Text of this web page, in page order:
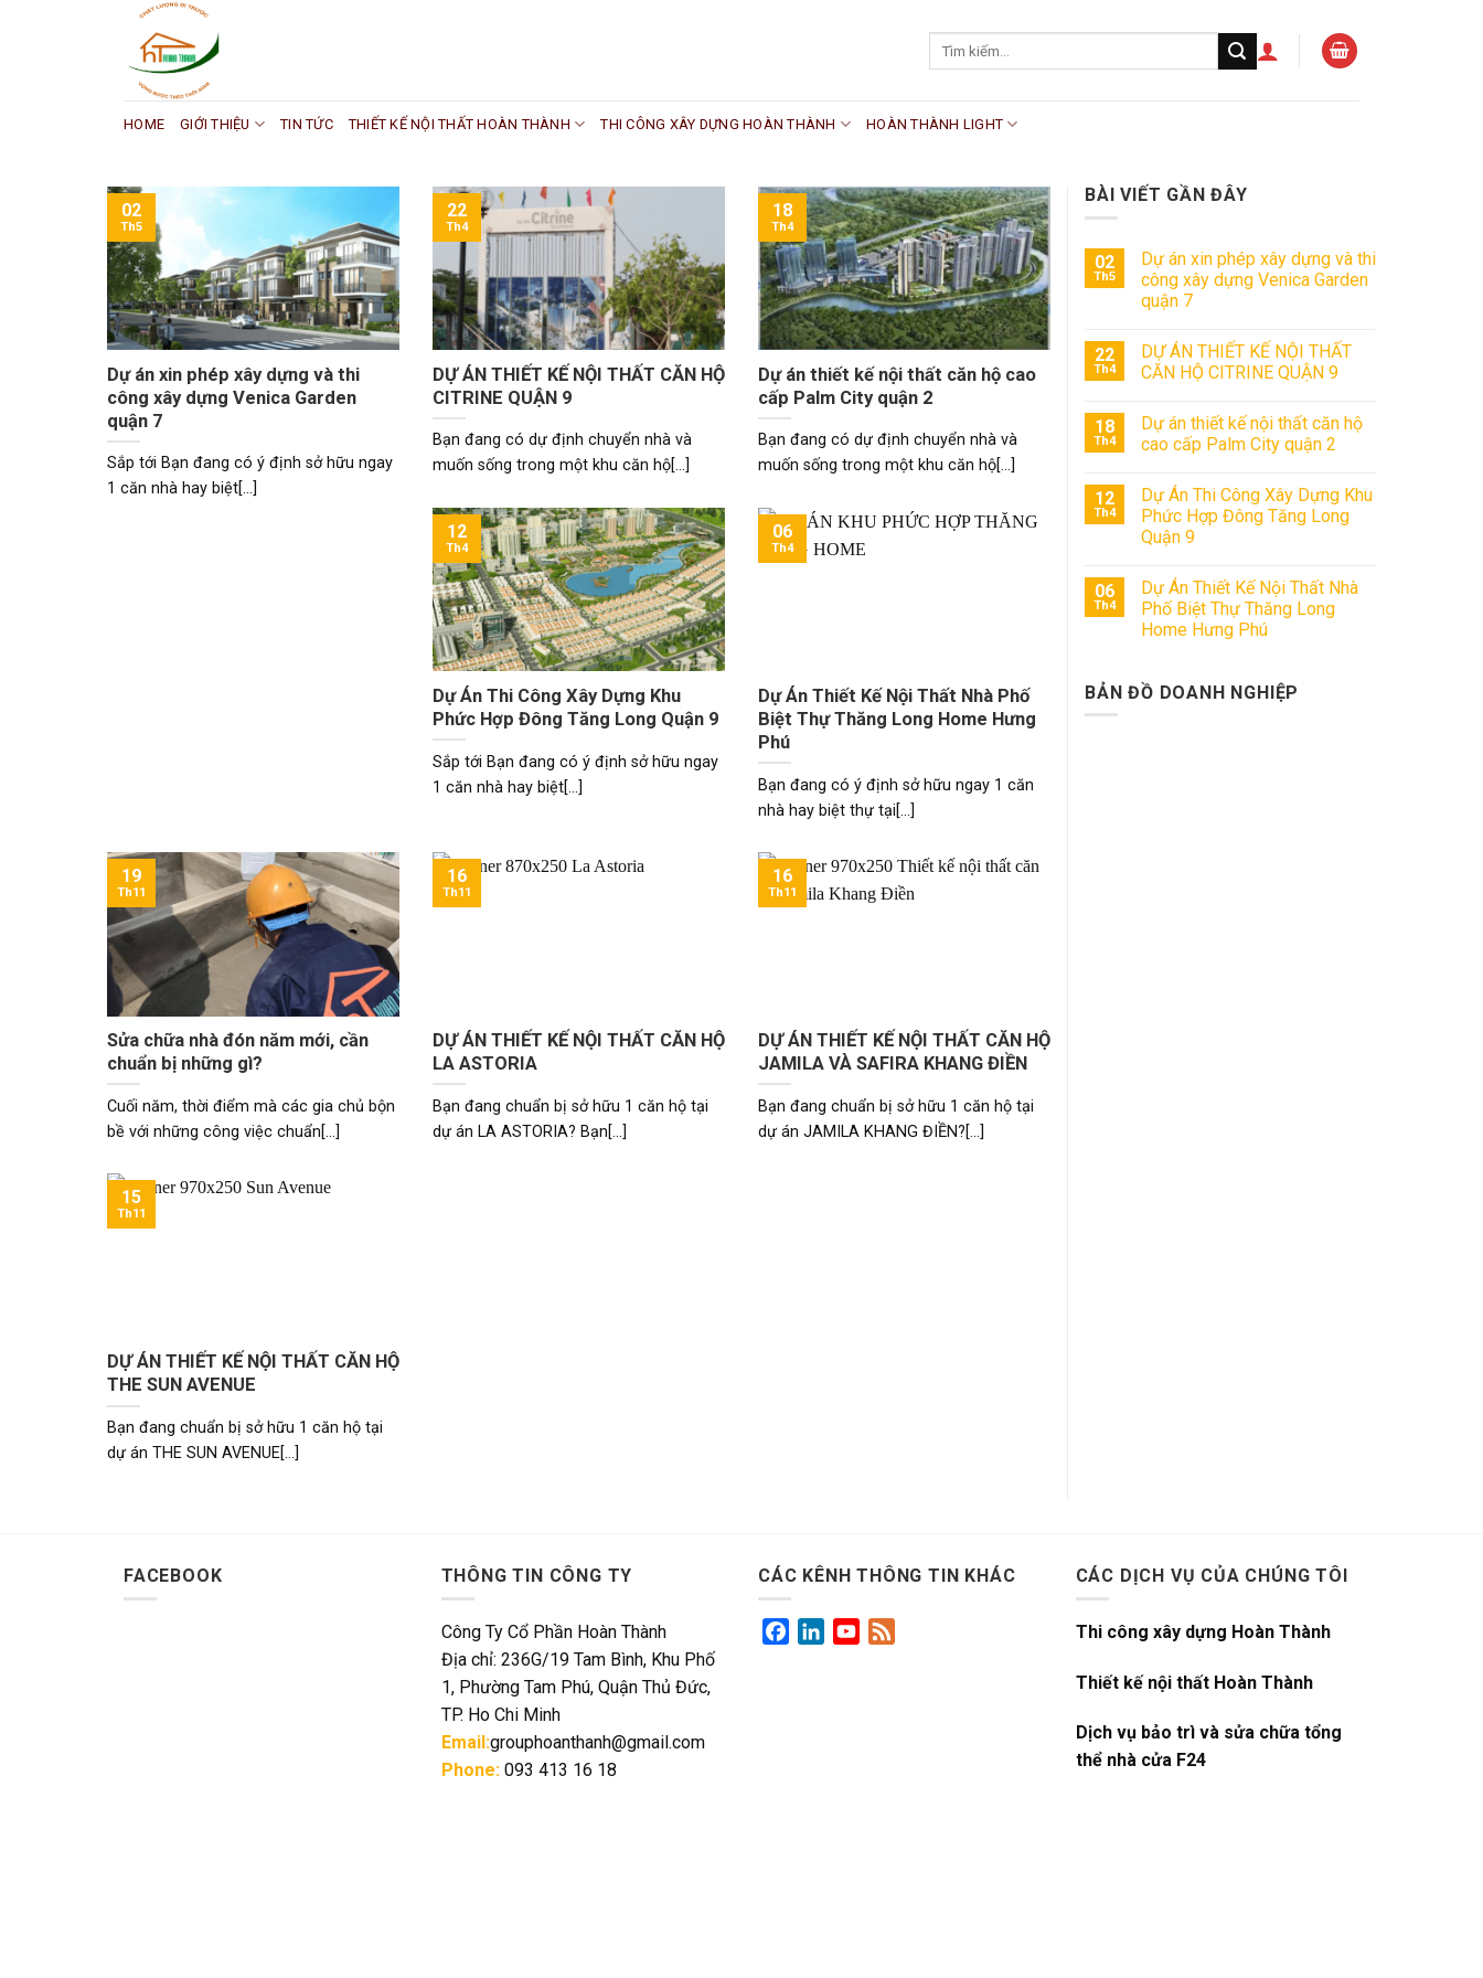
HOME GIỚI THIỆU TIN TỨC THIẾT KẾ NỘI THẤT HOÀN THÀNH THI CÔNG XÂY DỰNG HOÀN THÀNH HOÀN THÀNH LIGHT
Dự án xin phép xây dựng và thi
công xây dựng Venica Garden
quận 7
Sắp tới Bạn đang có ý định sở hữu ngay
1 căn nhà hay biệt[...]
02
Th5
DỰ ÁN THIẾT KẾ NỘI THẤT CĂN HỘ
CITRINE QUẬN 9
Bạn đang có dự định chuyển nhà và
muốn sống trong một khu căn hộ[...]
22
Th4
Dự án thiết kế nội thất căn hộ cao
cấp Palm City quận 2
Bạn đang có dự định chuyển nhà và
muốn sống trong một khu căn hộ[...]
18
Th4
Dự Án Thi Công Xây Dựng Khu
Phức Hợp Đông Tăng Long Quận 9
Sắp tới Bạn đang có ý định sở hữu ngay
1 căn nhà hay biệt[...]
12
Th4
Dự Án Thiết Kế Nội Thất Nhà Phố
Biệt Thự Thăng Long Home Hưng
Phú
Bạn đang có ý định sở hữu ngay 1 căn
nhà hay biệt thự tại[...]
06
Th4
Sửa chữa nhà đón năm mới, cần
chuẩn bị những gì?
Cuối năm, thời điểm mà các gia chủ bộn
bề với những công việc chuẩn[...]
19
Th11
DỰ ÁN THIẾT KẾ NỘI THẤT CĂN HỘ
LA ASTORIA
Bạn đang chuẩn bị sở hữu 1 căn hộ tại
dự án LA ASTORIA? Bạn[...]
16
Th11
DỰ ÁN THIẾT KẾ NỘI THẤT CĂN HỘ
JAMILA VÀ SAFIRA KHANG ĐIỀN
Bạn đang chuẩn bị sở hữu 1 căn hộ tại
dự án JAMILA KHANG ĐIỀN?[...]
16
Th11
DỰ ÁN THIẾT KẾ NỘI THẤT CĂN HỘ
THE SUN AVENUE
Bạn đang chuẩn bị sở hữu 1 căn hộ tại
dự án THE SUN AVENUE[...]
15
Th11
BÀI VIẾT GẦN ĐÂY
02
Th5
Dự án xin phép xây dựng và thi
công xây dựng Venica Garden
quận 7
22
Th4
DỰ ÁN THIẾT KẾ NỘI THẤT
CĂN HỘ CITRINE QUẬN 9
18
Th4
Dự án thiết kế nội thất căn hộ
cao cấp Palm City quận 2
12
Th4
Dự Án Thi Công Xây Dựng Khu
Phức Hợp Đông Tăng Long
Quận 9
06
Th4
Dự Án Thiết Kế Nội Thất Nhà
Phố Biệt Thự Thăng Long
Home Hưng Phú
BẢN ĐỒ DOANH NGHIỆP
FACEBOOK THÔNG TIN CÔNG TY
Công Ty Cổ Phần Hoàn Thành
Địa chỉ: 236G/19 Tam Bình, Khu Phố
1, Phường Tam Phú, Quận Thủ Đức,
TP. Ho Chi Minh
Email:grouphoanthanh@gmail.com
Phone:093 413 16 18
CÁC KÊNH THÔNG TIN KHÁC
FacebookLinkedInYouTube
CÁC DỊCH VỤ CỦA CHÚNG TÔI
Thi công xây dựng Hoàn Thành
Thiết kế nội thất Hoàn Thành
Dịch vụ bảo trì và sửa chữa tổng
thể nhà cửa F24